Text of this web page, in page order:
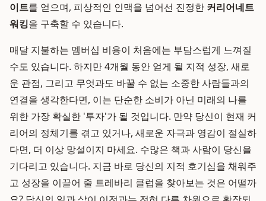
이트를 얻으며, 피상적인 인맥을 넘어선 진정한 커리어네트
워킹을 구축할 수 있습니다.
매달 지불하는 멤버십 비용이 처음에는 부담스럽게 느껴질
수도 있습니다. 하지만 4개월 동안 얻게 될 지적 성장, 새로
운 관점, 그리고 무엇과도 바꿀 수 없는 소중한 사람들과의
연결을 생각한다면, 이는 단순한 소비가 아닌 미래의 나를
위한 가장 확실한 '투자'가 될 것입니다. 만약 당신이 현재 커
리어의 정체기를 겪고 있거나, 새로운 자극과 영감이 절실하
다면, 더 이상 망설이지 마세요. 수많은 책과 사람이 당신을
기다리고 있습니다. 지금 바로 당신의 지적 호기심을 채워주
고 성장을 이끌어 줄 트레바리 클럽을 찾아보는 것은 어떨까